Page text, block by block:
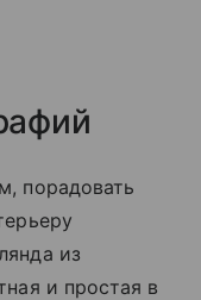
порадовать
из
и простая в